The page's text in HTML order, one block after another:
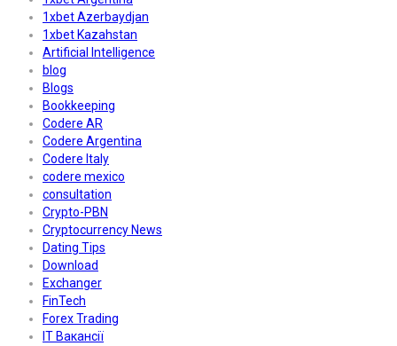
1xbet Azerbaydjan
1xbet Kazahstan
Artificial Intelligence
blog
Blogs
Bookkeeping
Codere AR
Codere Argentina
Codere Italy
codere mexico
consultation
Crypto-PBN
Cryptocurrency News
Dating Tips
Download
Exchanger
FinTech
Forex Trading
IT Вакансії